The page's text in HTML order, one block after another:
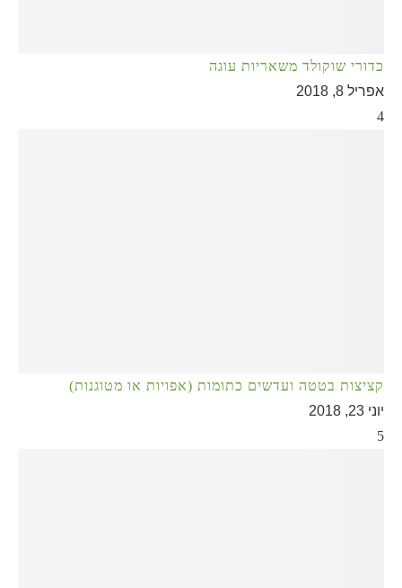
כדורי שוקולד משאריות עוגה
אפריל 8, 2018
4
קציצות בטטה ועדשים כתומות (אפויות או מטוגנות)
יוני 23, 2018
5